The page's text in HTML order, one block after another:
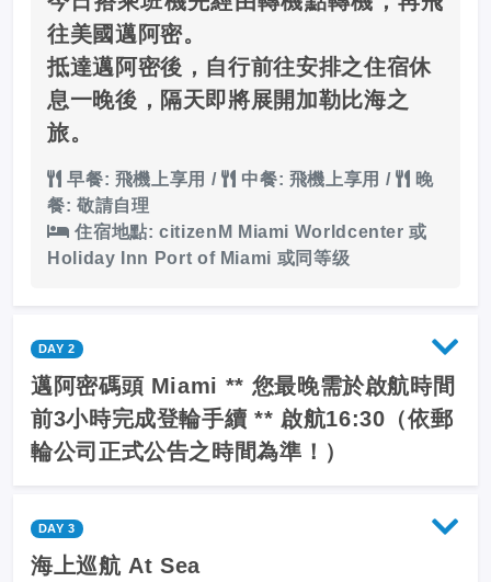
往美國邁阿密。
抵達邁阿密後，自行前往安排之住宿休
息一晚後，隔天即將展開加勒比海之
旅。
早餐: 飛機上享用 / 中餐: 飛機上享用 /
晚
餐: 敬請自理
住宿地點: citizenM Miami Worldcenter 或
Holiday Inn Port of Miami 或同等级
DAY 2
邁阿密碼頭 Miami ** 您最晚需於啟航時間
前3小時完成登輪手續 ** 啟航16:30（依郵
輪公司正式公告之時間為準！）
DAY 3
海上巡航 At Sea